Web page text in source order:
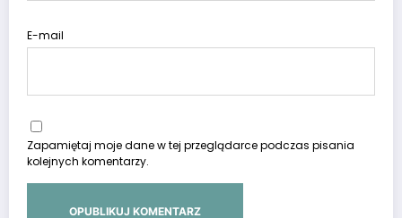
E-mail
Zapamiętaj moje dane w tej przeglądarce podczas pisania
kolejnych komentarzy.